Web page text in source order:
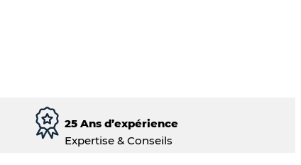
25 Ans d’expérience
Expertise & Conseils